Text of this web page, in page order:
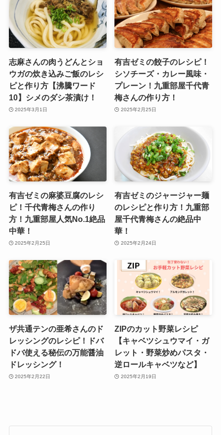
志麻さんの肉うどんとショ
ウガの炊き込みご飯のレシ
ピと作り方【沸騰ワード
10】シメのダシ茶漬け！
2025年3月1日
有吉ゼミの餃子のレシピ！
シソチーズ・カレー風味・
プレーン！九重部屋千代青
梅さんの作り方！
2025年2月25日
有吉ゼミの麻婆豆腐のレシ
ピ！千代青梅さんの作り
方！九重部屋人気No.1絶品
中華！
2025年2月25日
有吉ゼミのジャージャー麺
のレシピと作り方！九重部
屋千代青梅さんの絶品中
華！
2025年2月24日
ザ共通テンの亜希さんのド
レッシングのレシピ！ドバ
ドバ使える秘伝の万能醤油
ドレッシング！
2025年2月22日
ZIPのカット野菜レシピ
【キャベツシュウマイ・ガ
レット・野菜炒めパスタ・
逆ロールキャベツなど】
2025年2月19日